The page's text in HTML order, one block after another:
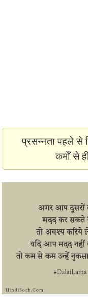
प्रसन्नता पहले से
कर्मों से